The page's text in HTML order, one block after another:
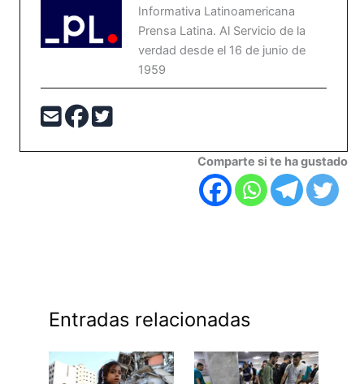
Informativa Latinoamericana
Prensa Latina. Al Servicio de la
verdad desde el 16 de junio de
1959
Comparte si te ha gustado
Entradas relacionadas